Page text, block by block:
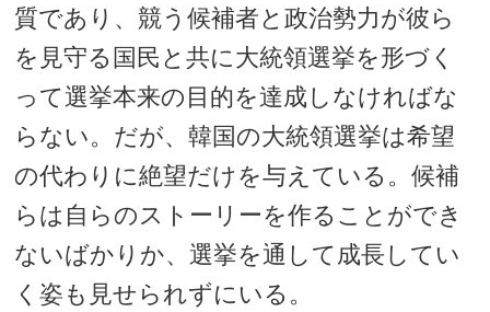
質であり、競う候補者と政治勢力が彼ら
を見守る国民と共に大統領選挙を形づく
って選挙本来の目的を達成しなければな
らない。だが、韓国の大統領選挙は希望
の代わりに絶望だけを与えている。候補
らは自らのストーリーを作ることができ
ないばかりか、選挙を通して成長してい
く姿も見せられずにいる。